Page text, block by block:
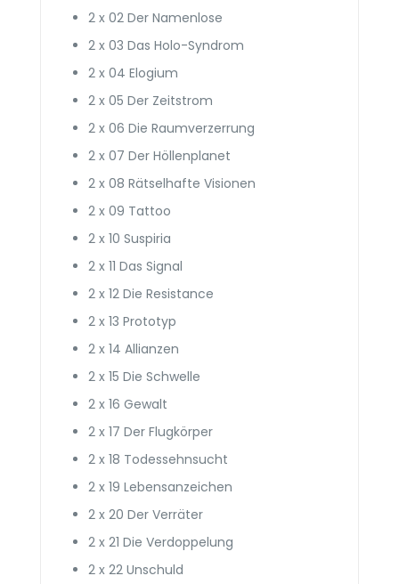
2 x 02 Der Namenlose
2 x 03 Das Holo-Syndrom
2 x 04 Elogium
2 x 05 Der Zeitstrom
2 x 06 Die Raum­verzerrung
2 x 07 Der Höllen­planet
2 x 08 Rätselhafte Visionen
2 x 09 Tattoo
2 x 10 Suspiria
2 x 11 Das Signal
2 x 12 Die Resistance
2 x 13 Prototyp
2 x 14 Allianzen
2 x 15 Die Schwelle
2 x 16 Gewalt
2 x 17 Der Flugkörper
2 x 18 Todes­sehnsucht
2 x 19 Lebens­anzeichen
2 x 20 Der Verräter
2 x 21 Die Verdoppelung
2 x 22 Unschuld